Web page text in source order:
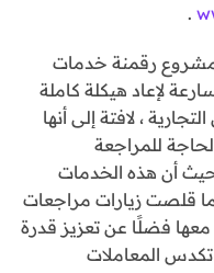
.
مشروع رقمنة خدمات
لإعاد هيكلة كاملة
، لافتة إلى أنها
للمراجعة
حيث أن هذه الخدمات
كما قلصت زيارات مراجعات
معها فضلًا عن تعزيز قدرة
المعاملات